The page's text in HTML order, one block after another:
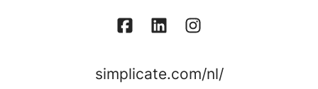
simplicate.com/nl/